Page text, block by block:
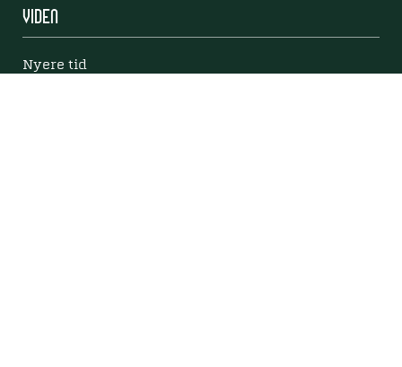
Viden
Nyere tid